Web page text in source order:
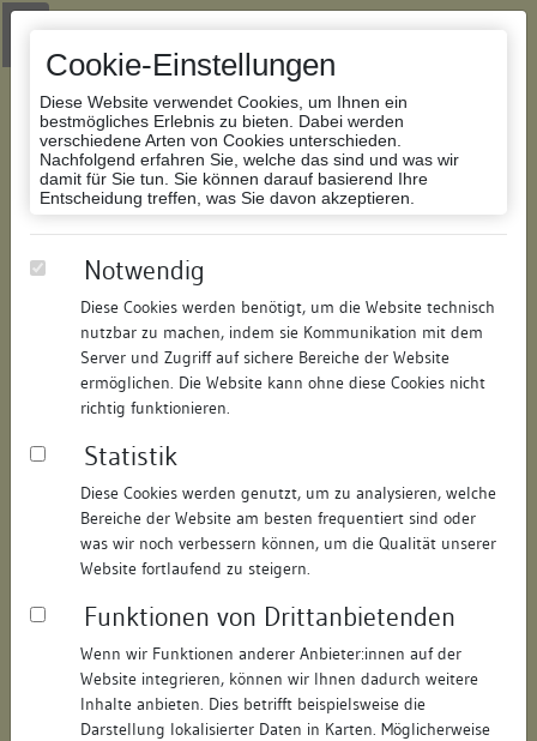
Cookie-Einstellungen
Diese Website verwendet Cookies, um Ihnen ein
bestmögliches Erlebnis zu bieten. Dabei werden
verschiedene Arten von Cookies unterschieden.
Nachfolgend erfahren Sie, welche das sind und was wir
damit für Sie tun. Sie können darauf basierend Ihre
Entscheidung treffen, was Sie davon akzeptieren.
Notwendig
Diese Cookies werden benötigt, um die Website technisch
nutzbar zu machen, indem sie Kommunikation mit dem
Server und Zugriff auf sichere Bereiche der Website
ermöglichen. Die Website kann ohne diese Cookies nicht
richtig funktionieren.
Statistik
Diese Cookies werden genutzt, um zu analysieren, welche
Bereiche der Website am besten frequentiert sind oder
was wir noch verbessern können, um die Qualität unserer
Website fortlaufend zu steigern.
Funktionen von Drittanbietenden
Wenn wir Funktionen anderer Anbieter:innen auf der
Website integrieren, können wir Ihnen dadurch weitere
Inhalte anbieten. Dies betrifft beispielsweise die
Darstellung lokalisierter Daten in Karten. Möglicherweise
Zur Navigation springen
Zum Inhalt der Website springen
Datenbank Bauforschung/Restaurierung
205156015311/Datum:16.12.2025
Datenbestand:
Bauforschung
Als PDF herunterladen:
Objektdaten
Straße: Unter der Metzig
Hausnummer: 19
Postleitzahl: 89073
Stadt-Teilort: Ulm
Regierungsbezirk: Tübingen